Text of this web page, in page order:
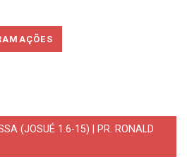
(JOSUÉ 1.6-15) | PR. RONALD